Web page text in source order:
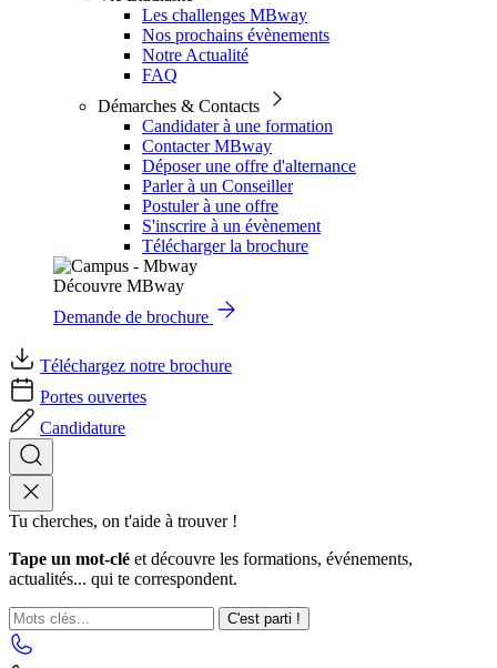
Les challenges MBway
Nos prochains évènements
Notre Actualité
FAQ
Démarches & Contacts
Candidater à une formation
Contacter MBway
Déposer une offre d'alternance
Parler à un Conseiller
Postuler à une offre
S'inscrire à un évènement
Télécharger la brochure
Découvre MBway
Demande de brochure
Téléchargez notre brochure
Portes ouvertes
Candidature
Tu cherches, on t'aide à trouver !
Tape un mot-clé et découvre les formations, événements,
actualités... qui te correspondent.
C'est parti !